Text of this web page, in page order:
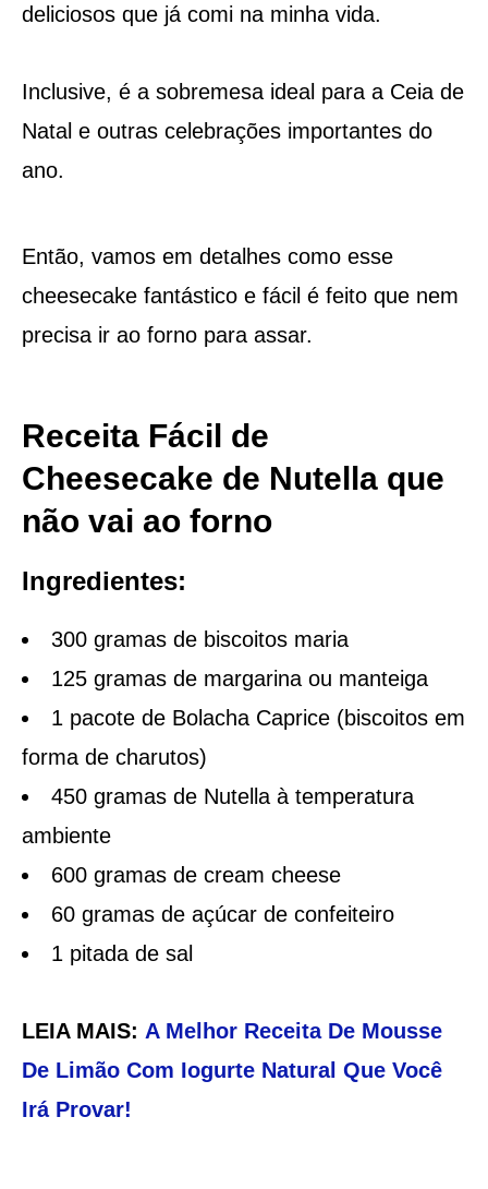
deliciosos que já comi na minha vida.
Inclusive, é a sobremesa ideal para a Ceia de
Natal e outras celebrações importantes do
ano.
Então, vamos em detalhes como esse
cheesecake fantástico e fácil é feito que nem
precisa ir ao forno para assar.
Receita Fácil de
Cheesecake de Nutella que
não vai ao forno
Ingredientes:
300 gramas de biscoitos maria
125 gramas de margarina ou manteiga
1 pacote de Bolacha Caprice (biscoitos em
forma de charutos)
450 gramas de Nutella à temperatura
ambiente
600 gramas de cream cheese
60 gramas de açúcar de confeiteiro
1 pitada de sal
LEIA MAIS: A Melhor Receita De Mousse
De Limão Com Iogurte Natural Que Você
Irá Provar!